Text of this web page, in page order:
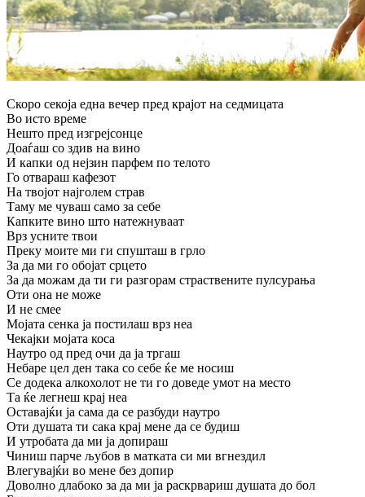
Скоро секоја една вечер пред крајот на седмицата
Во исто време
Нешто пред изгрејсонце
Доаѓаш со здив на вино
И капки од нејзин парфем по телото
Го отвараш кафезот
На твојот најголем страв
Таму ме чуваш само за себе
Капките вино што натежнуваат
Врз усните твои
Преку моите ми ги спушташ в грло
За да ми го обојат срцето
За да можам да ти ги разгорам страствените пулсурања
Оти она не може
И не смее
Мојата сенка ја постилаш врз неа
Чекајки мојата коса
Наутро од пред очи да ја тргаш
Небаре цел ден така со себе ќе ме носиш
Се додека алкохолот не ти го доведе умот на место
Та ќе легнеш крај неа
Оставајќи ја сама да се разбуди наутро
Оти душата ти сака крај мене да се будиш
И утробата да ми ја допираш
Чиниш парче љубов в матката си ми вгнездил
Влегувајќи во мене без допир
Доволно длабоко за да ми ја раскрвариш душата до бол